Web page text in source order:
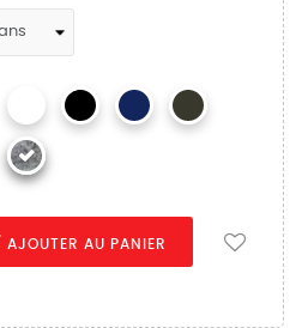
AJOUTER AU PANIER